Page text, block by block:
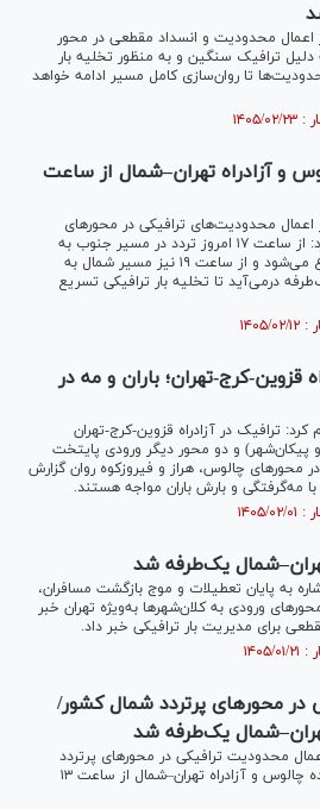
اعمال محدودیت و انسداد مقطعی در محور
دلیل ترافیک سنگین و به منظور تخلیه بار
تا روان‌سازی کامل مسیر ادامه خواهد
و آزادراه تهران–شمال از ساعت
اعمال محدودیت‌های ترافیکی در محور‌های
شمالی کشور خبر داد و اعلام کرد: از ساعت ۱۷ امروز تردد در مسیر جنوب به
شمال آزادراه تهران–شمال ممنوع می‌شود و از ساعت ۱۹ نیز مسیر شمال به
درمی‌آید تا تخلیه بار ترافیکی تسریع
قزوین-کرج-تهران؛ باران و مه در
ترافیک در آزادراه قزوین-کرج-تهران
پیکان‌شهر) و دو محور دیگر ورودی پایتخت
محور‌های چالوس، هراز و فیروزکوه روان گزارش
مه‌گرفتگی و بارش باران مواجه هستند.
یک‌طرفه شد
به پایان تعطیلات و موج بازگشت مسافران،
ورودی به کلان‌شهرها به‌ویژه تهران خبر
برای مدیریت بار ترافیکی خبر داد.
در محور‌های پرتردد شمال کشور/
یک‌طرفه شد
محدودیت ترافیکی در محور‌های پرتردد
شمال کشور خبر داد و گفت: جاده چالوس و آزادراه تهران–شمال از ساعت ۱۳